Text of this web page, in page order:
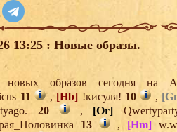
13:25 : Новые образы.
новых образов сегодня
11 , [Hb] !кисуля! 10 ,
20 , [Or]
13 , [Hm]